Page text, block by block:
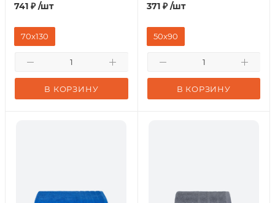
741 ₽ /шт
В КОРЗИНУ
70x130
371₽ /шт
В КОРЗИНУ
50x90